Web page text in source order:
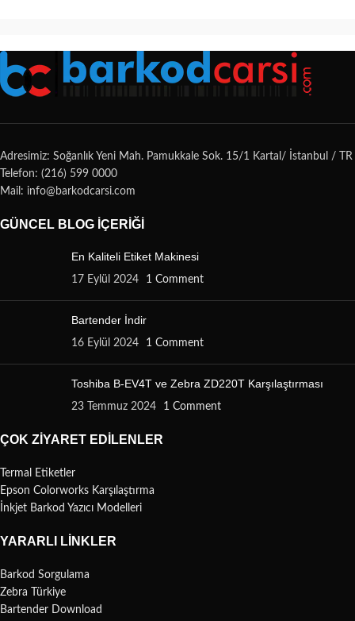
Adresimiz: Soğanlık Yeni Mah. Pamukkale Sok. 15/1 Kartal/ İstanbul / TR
Telefon: (216) 599 0000
Mail: info@barkodcarsi.com
GÜNCEL BLOG İÇERIĞI
En Kaliteli Etiket Makinesi
17 Eylül 2024 1 Comment
Bartender İndir
16 Eylül 2024 1 Comment
Toshiba B-EV4T ve Zebra ZD220T Karşılaştırması
23 Temmuz 2024 1 Comment
ÇOK ZIYARET EDILENLER
Termal Etiketler
Epson Colorworks Karşılaştırma
İnkjet Barkod Yazıcı Modelleri
YARARLI LINKLER
Barkod Sorgulama
Zebra Türkiye
Bartender Download